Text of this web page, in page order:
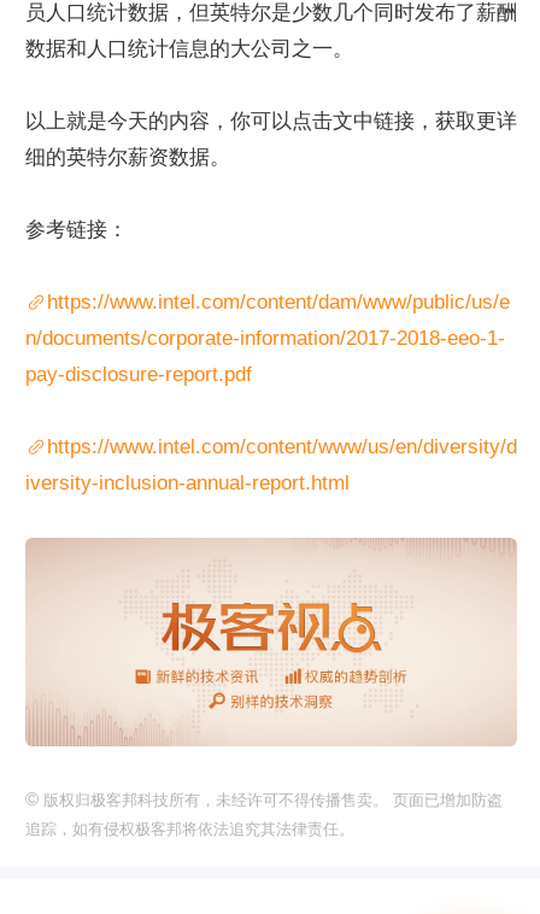
员人口统计数据，但英特尔是少数几个同时发布了薪酬
数据和人口统计信息的大公司之一。
以上就是今天的内容，你可以点击文中链接，获取更详
细的英特尔薪资数据。
参考链接：
https://www.intel.com/content/dam/www/public/us/e
n/documents/corporate-information/2017-2018-eeo-1-
pay-disclosure-report.pdf
https://www.intel.com/content/www/us/en/diversity/d
iversity-inclusion-annual-report.html
© 版权归极客邦科技所有，未经许可不得传播售卖。 页面已增加防盗
追踪，如有侵权极客邦将依法追究其法律责任。